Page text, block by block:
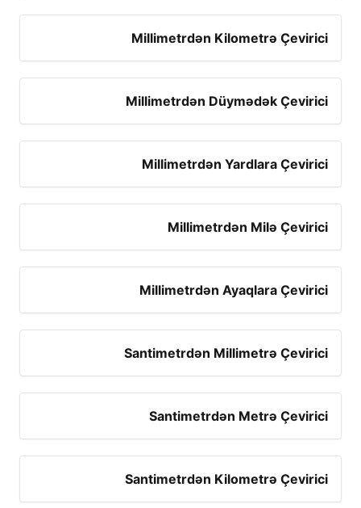
Millimetrdən Kilometrə Çevirici
Millimetrdən Düymədək Çevirici
Millimetrdən Yardlara Çevirici
Millimetrdən Milə Çevirici
Millimetrdən Ayaqlara Çevirici
Santimetrdən Millimetrə Çevirici
Santimetrdən Metrə Çevirici
Santimetrdən Kilometrə Çevirici